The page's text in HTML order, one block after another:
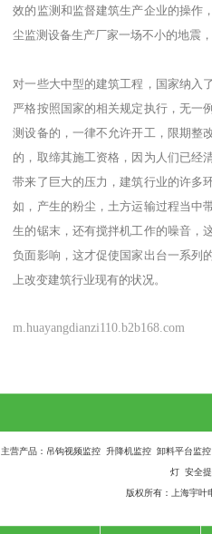
效的监测和监督建筑生产企业的操作
尘监测设备生产厂家一场不小的地震
对一些大中型的建筑工程，国家纳入
严格按照国家的相关规定执行，无一
测设备的，一律不允许开工，限期整
的，取缔其施工资格，因为人们已经
带来了巨大的压力，建筑行业的许多
如，产生的粉尘，土方运输过程当中
生的锯末，还有搅拌机工作的噪音，
负面影响，这才促使国家出台一系列
上改变建筑行业现有的状况。
m.huayangdianzi110.b2b168.com
主营产品：吊钩视频监控 升降机监控 卸料平台监
灯 安全
版权所有：上海宇叶